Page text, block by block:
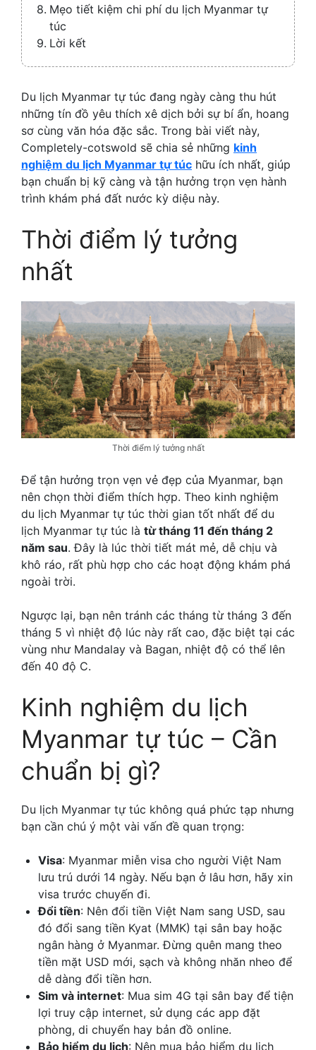
Mẹo tiết kiệm chi phí du lịch Myanmar tự
túc
Lời kết
Du lịch Myanmar tự túc đang ngày càng thu hút
những tín đồ yêu thích xê dịch bởi sự bí ẩn, hoang
sơ cùng văn hóa đặc sắc. Trong bài viết này,
Completely-cotswold sẽ chia sẻ những kinh
nghiệm du lịch Myanmar tự túc hữu ích nhất, giúp
bạn chuẩn bị kỹ càng và tận hưởng trọn vẹn hành
trình khám phá đất nước kỳ diệu này.
Thời điểm lý tưởng
nhất
Thời điểm lý tưởng nhất
Để tận hưởng trọn vẹn vẻ đẹp của Myanmar, bạn
nên chọn thời điểm thích hợp. Theo kinh nghiệm
du lịch Myanmar tự túc thời gian tốt nhất để du
lịch Myanmar tự túc là từ tháng 11 đến tháng 2
năm sau. Đây là lúc thời tiết mát mẻ, dễ chịu và
khô ráo, rất phù hợp cho các hoạt động khám phá
ngoài trời.
Ngược lại, bạn nên tránh các tháng từ tháng 3 đến
tháng 5 vì nhiệt độ lúc này rất cao, đặc biệt tại các
vùng như Mandalay và Bagan, nhiệt độ có thể lên
đến 40 độ C.
Kinh nghiệm du lịch
Myanmar tự túc – Cần
chuẩn bị gì?
Du lịch Myanmar tự túc không quá phức tạp nhưng
bạn cần chú ý một vài vấn đề quan trọng:
Visa: Myanmar miễn visa cho người Việt Nam
lưu trú dưới 14 ngày. Nếu bạn ở lâu hơn, hãy xin
visa trước chuyến đi.
Đổi tiền: Nên đổi tiền Việt Nam sang USD, sau
đó đổi sang tiền Kyat (MMK) tại sân bay hoặc
ngân hàng ở Myanmar. Đừng quên mang theo
tiền mặt USD mới, sạch và không nhăn nheo để
dễ dàng đổi tiền hơn.
Sim và internet: Mua sim 4G tại sân bay để tiện
lợi truy cập internet, sử dụng các app đặt
phòng, di chuyển hay bản đồ online.
Bảo hiểm du lịch: Nên mua bảo hiểm du lịch